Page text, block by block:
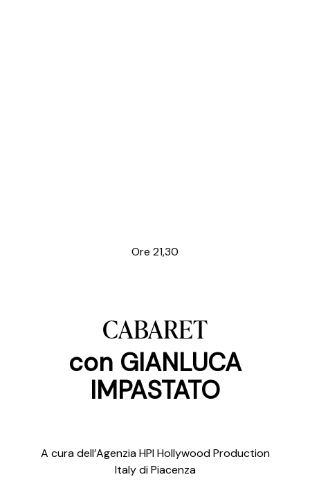
Ore 21,30
CABARET
con GIANLUCA
IMPASTATO
A cura dell’Agenzia HPI Hollywood Production
Italy di Piacenza